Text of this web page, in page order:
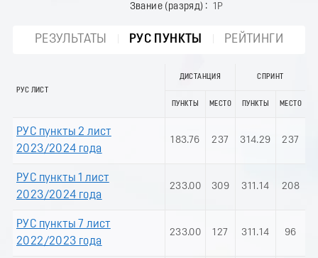
Звание (разряд)
1Р
РЕЗУЛЬТАТЫ РУС ПУНКТЫ РЕЙТИНГИ
РУС ЛИСТ
ДИСТАНЦИЯ СПРИНТ
ПУНКТЫ МЕСТО ПУНКТЫ МЕСТО
РУС пункты 2 лист
2023/2024 года
183.76 237 314.29 237
РУС пункты 1 лист
2023/2024 года
233.00 309 311.14 208
РУС пункты 7 лист
2022/2023 года
233.00 127 311.14 96